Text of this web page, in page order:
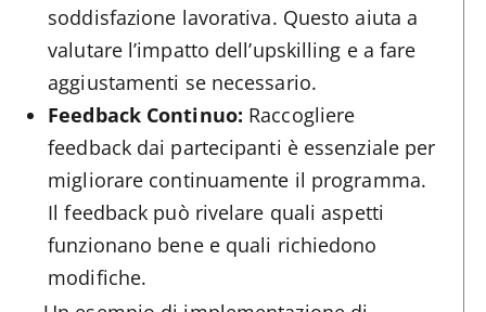
soddisfazione lavorativa. Questo aiuta a
valutare l’impatto dell’upskilling e a fare
aggiustamenti se necessario.
Feedback Continuo: Raccogliere
feedback dai partecipanti è essenziale per
migliorare continuamente il programma.
Il feedback può rivelare quali aspetti
funzionano bene e quali richiedono
modifiche.